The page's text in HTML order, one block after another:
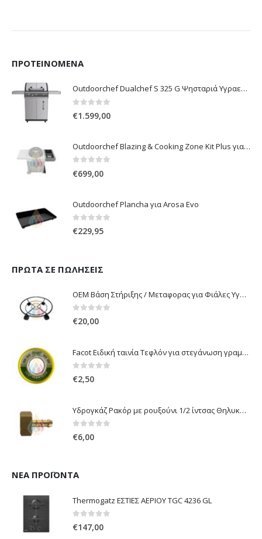
ΠΡΟΤΕΙΝΌΜΕΝΑ
Outdoorchef Dualchef S 325 G Ψησταριά Υγραερίου
€1.599,00
Outdoorchef Blazing & Cooking Zone Kit Plus για Ψησταριά Arosa Evo
€699,00
Outdoorchef Plancha για Arosa Evo
0out of 5
€229,95
ΠΡΏΤΑ ΣΕ ΠΩΛΉΣΕΙΣ
OEM Βάση Στήριξης / Μεταφορας για Φιάλες Υγραερίου 10 kg & 13 kg με ροδάκια
0out of 5
€20,00
Facot Ειδική ταινία Τεφλόν για στεγάνωση γραμμών αερίου 12m
0out of 5
€2,50
Υδρογκάζ Ρακόρ με ρουξούνι 1/2 ίντσας Θηλυκό Δεξιόστροφο για σύνδεση συσκευών με λάστιχο υγραερίου 8mm
0out of 5
€6,00
ΝΈΑ ΠΡΟΪΌΝΤΑ
Thermogatz ΕΣΤΙΕΣ ΑΕΡΙΟΥ TGC 4236 GL
0out of 5
€147,00